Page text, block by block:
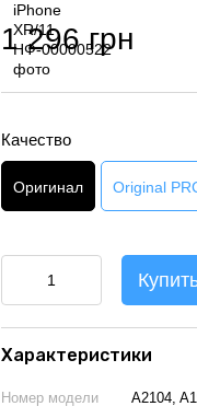
1 296 грн
Качество
Оригинал Original
Характеристики
Номер модели
A2104,